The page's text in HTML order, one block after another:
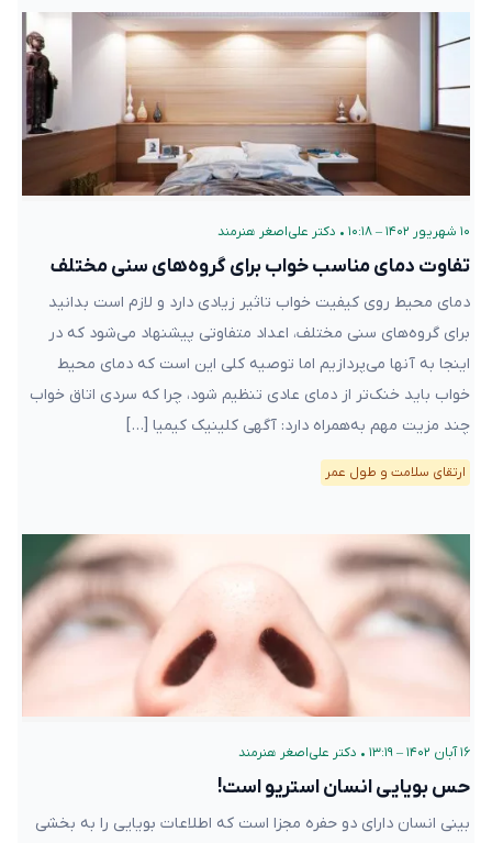
۱۰ شهریور ۱۴۰۲ – ۱۰:۱۸ • دکتر علی‌اصغر هنرمند
تفاوت دمای مناسب خواب برای گروه‌های سنی مختلف
دمای محیط روی کیفیت خواب تاثیر زیادی دارد و لازم است بدانید
برای گروه‌های سنی مختلف، اعداد متفاوتی پیشنهاد می‌شود که در
اینجا به آنها می‌پردازیم اما توصیه کلی این است که دمای محیط
خواب باید خنک‌تر از دمای عادی تنظیم شود، چرا که سردی اتاق خواب
چند مزیت مهم به‌همراه دارد: آگهی کلینیک کیمیا […]
ارتقای سلامت و طول عمر
۱۶ آبان ۱۴۰۲ – ۱۳:۱۹ • دکتر علی‌اصغر هنرمند
حس بویایی انسان استریو است!
بینی انسان دارای دو حفره مجزا است که اطلاعات بویایی را به بخشی